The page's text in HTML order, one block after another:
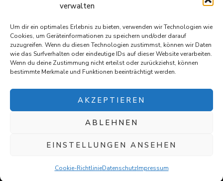
verwalten
Um dir ein optimales Erlebnis zu bieten, verwenden wir Technologien wie
Cookies, um Geräteinformationen zu speichern und/oder darauf
zuzugreifen. Wenn du diesen Technologien zustimmst, können wir Daten
wie das Surfverhalten oder eindeutige IDs auf dieser Website verarbeiten.
Wenn du deine Zustimmung nicht erteilst oder zurückziehst, können
bestimmte Merkmale und Funktionen beeinträchtigt werden.
AKZEPTIEREN
ABLEHNEN
EINSTELLUNGEN ANSEHEN
Cookie-RichtlinieDatenschutzImpressum
Markus Willi Ebert
97711 Maßbach
+49 172 85 64 937
Hundefreundeinbayern@web.de
Hundefreunde in Bayern e.V. – und verwöhnt eure Fellnasen!
WordPress Datenschutz